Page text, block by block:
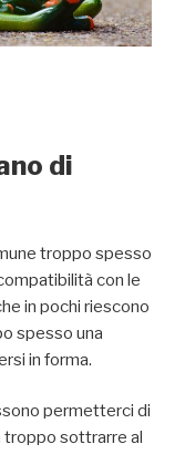
di
troppo spesso
con le
in pochi riescono
spesso una
in forma.
permetterci di
troppo sottrarre al